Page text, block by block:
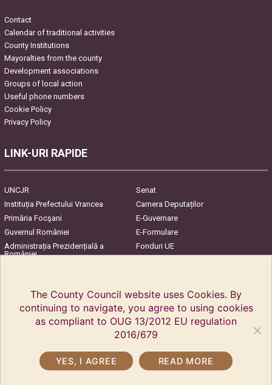
Contact
Calendar of traditional activities
County Institutions
Mayoralties from the county
Development associations
Groups of local action
Useful phone numbers
Cookie Policy
Privacy Policy
LINK-URI RAPIDE
UNCJR
Senat
Instituția Prefectului Vrancea
Camera Deputaților
Primăria Focşani
E-Guvernare
Guvernul României
E-Formulare
Administrația Prezidențială a
României
Fonduri UE
The County Council website uses Cookies. By
continuing to navigate, you agree to using cookies
as compliant to OUG 13/2012 EU regulation
2016/679
YES, I AGREE READ MORE